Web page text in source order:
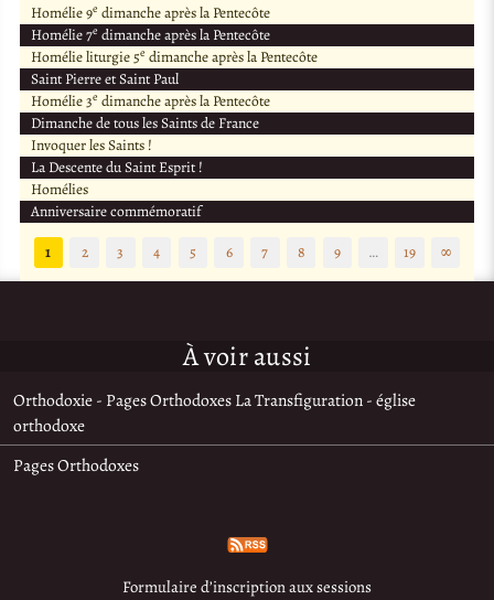
Homélie 9e dimanche après la Pentecôte
Homélie 7e dimanche après la Pentecôte
Homélie liturgie 5e dimanche après la Pentecôte
Saint Pierre et Saint Paul
Homélie 3e dimanche après la Pentecôte
Dimanche de tous les Saints de France
Invoquer les Saints !
La Descente du Saint Esprit !
Homélies
Anniversaire commémoratif
1
2 3 4 5 6 7 8 9 … 19 ∞
À voir aussi
Orthodoxie - Pages Orthodoxes La Transfiguration - église
orthodoxe
Pages Orthodoxes
Formulaire d’inscription aux sessions